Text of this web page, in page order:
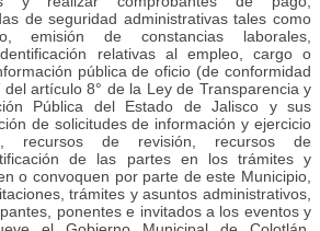
de seguridad administrativas tales como
emisión de constancias laborales,
relativas al empleo, cargo o
pública de oficio (de conformidad
artículo 8° de la Ley de Transparencia y
Pública del Estado de Jalisco y sus
de solicitudes de información y ejercicio
recursos de revisión, recursos de
de las partes en los trámites y
o convoquen por parte de este Municipio,
trámites y asuntos administrativos,
ponentes e invitados a los eventos y